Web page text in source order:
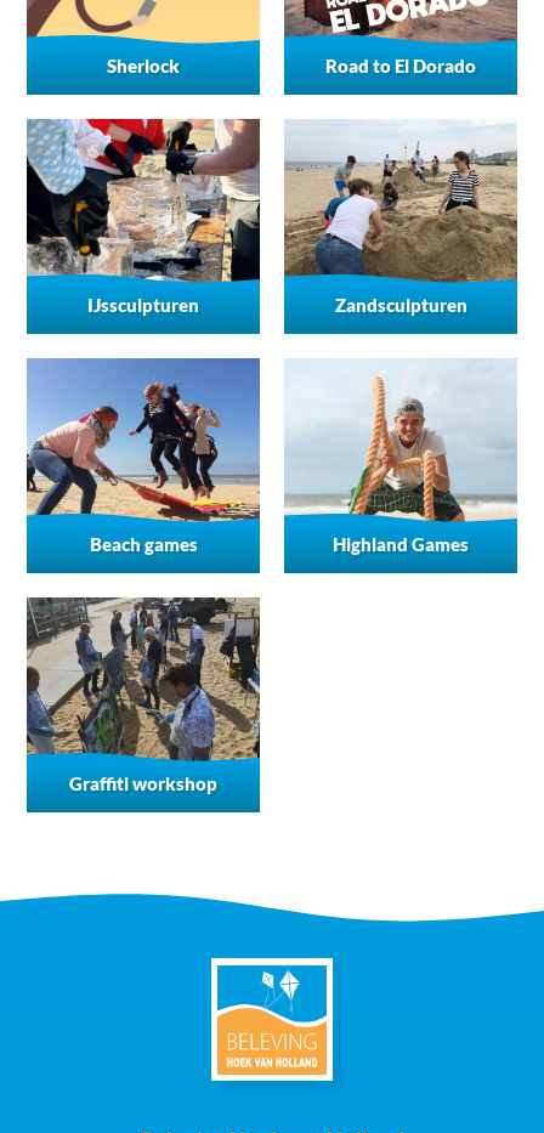
Sherlock Road to El Dorado
IJssculpturen Zandsculpturen
Beach games Highland Games
Graffiti workshop